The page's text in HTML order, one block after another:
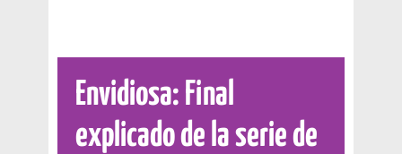
Envidiosa: Final
explicado de la serie de